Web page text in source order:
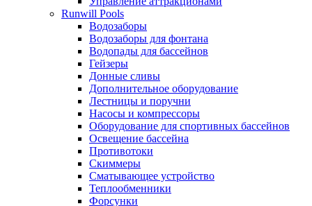
Runwill Pools
Водозаборы
Водозаборы для фонтана
Водопады для бассейнов
Гейзеры
Донные сливы
Дополнительное оборудование
Лестницы и поручни
Насосы и компрессоры
Оборудование для спортивных бассейнов
Освещение бассейна
Противотоки
Скиммеры
Сматывающее устройство
Теплообменники
Форсунки